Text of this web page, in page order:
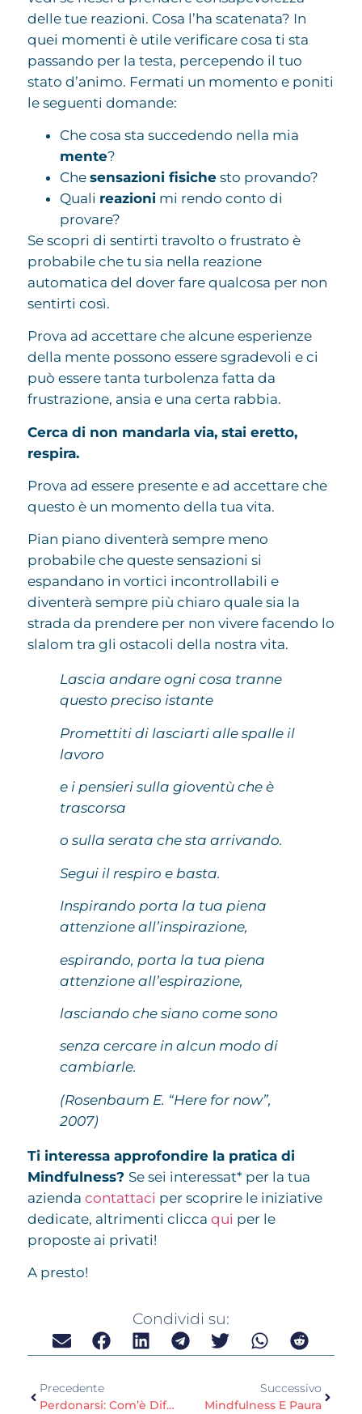
delle tue reazioni. Cosa l’ha scatenata? In
quei momenti è utile verificare cosa ti sta
passando per la testa, percependo il tuo
stato d’animo. Fermati un momento e poniti
le seguenti domande:
Che cosa sta succedendo nella mia
mente?
Che sensazioni fisichesto provando?
Quali reazionimi rendo conto di
provare?
Se scopri di sentirti travolto o frustrato è
probabile che tu sia nella reazione
automatica del dover fare qualcosa per non
sentirti così.
Prova ad accettare che alcune esperienze
della mente possono essere sgradevoli e ci
può essere tanta turbolenza fatta da
frustrazione, ansia e una certa rabbia.
Cerca di non mandarla via, stai eretto,
respira.
Prova ad essere presente e ad accettare che
questo è un momento della tua vita.
Pian piano diventerà sempre meno
probabile che queste sensazioni si
espandano in vortici incontrollabili e
diventerà sempre più chiaro quale sia la
strada da prendere per non vivere facendo lo
slalom tra gli ostacoli della nostra vita.
Lascia andare ogni cosa tranne
questo preciso istante
Promettiti di lasciarti alle spalle il
lavoro
e i pensieri sulla gioventù che è
trascorsa
o sulla serata che sta arrivando.
Segui il respiro e basta.
Inspirando porta la tua piena
attenzione all’inspirazione,
espirando, porta la tua piena
attenzione all’espirazione,
lasciando che siano come sono
senza cercare in alcun modo di
cambiarle.
(Rosenbaum E. “Here for now”,
2007)
Ti interessa approfondire la pratica di
Mindfulness? Se sei interessat* per la tua
azienda contattaci per scoprire le iniziative
dedicate, altrimenti clicca qui per le
proposte ai privati!
A presto!
Condividi su:
Precedente
Perdonarsi: Com’è Difficile!
Successivo
Mindfulness E Paura